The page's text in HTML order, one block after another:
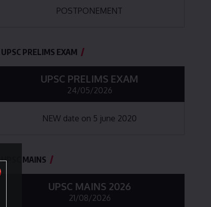
POSTPONEMENT
UPSC PRELIMS EXAM
UPSC PRELIMS EXAM
24/05/2026
NEW date on 5 june 2020
UPSC MAINS
UPSC MAINS 2026
21/08/2026